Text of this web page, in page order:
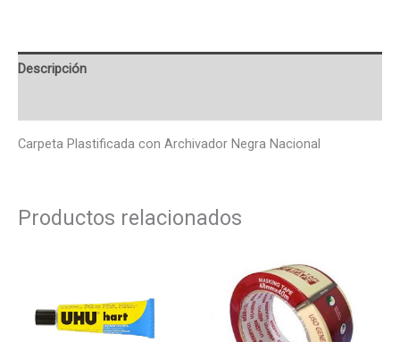
Descripción
Carpeta Plastificada con Archivador Negra Nacional
Productos relacionados